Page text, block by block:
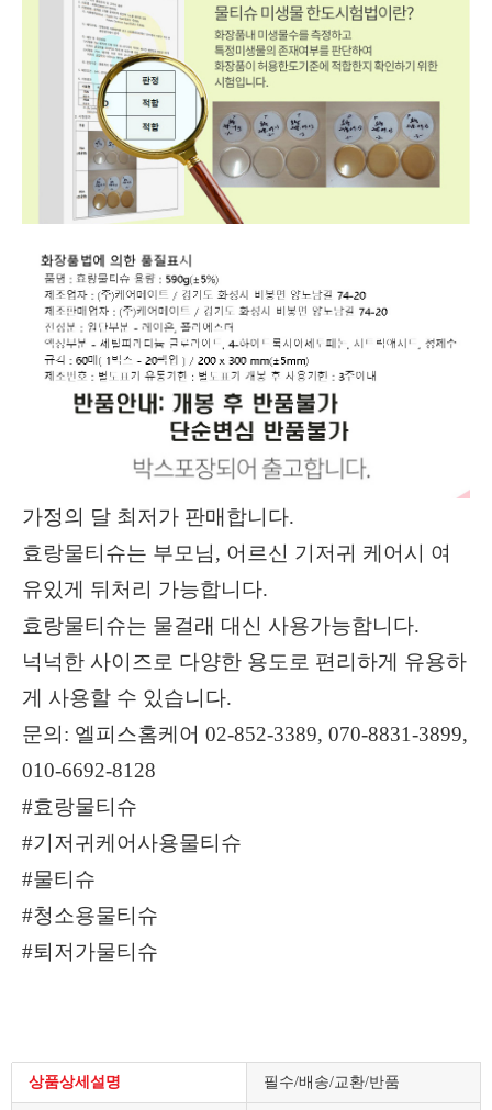
가정의 달 최저가 판매합니다.
효랑물티슈는 부모님, 어르신 기저귀 케어시 여
유있게 뒤처리 가능합니다.
효랑물티슈는 물걸래 대신 사용가능합니다.
넉넉한 사이즈로 다양한 용도로 편리하게 유용하
게 사용할 수 있습니다.
문의: 엘피스홈케어 02-852-3389, 070-8831-3899,
010-6692-8128
#효랑물티슈
#기저귀케어사용물티슈
#물티슈
#청소용물티슈
#퇴저가물티슈
상품상세설명 필수/배송/교환/반품